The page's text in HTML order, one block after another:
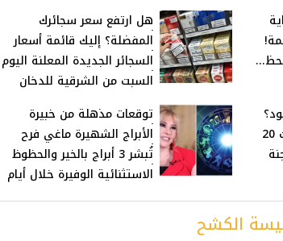
هل ارتفع سعر سجائرك
المفضلة؟ إليك قائمة أسعار
السجائر الجديدة المعلنة اليوم
السبت من الشرقية للدخان
أسعار البنزين اليوم السبت 20
توقعات مذهلة من خبيرة
الأبراج الشهيرة ماغي فرح
تُبشر 3 أبراج بالخير والحظوظ
الاستثنائية الوفيرة خلال أيام
الكشح